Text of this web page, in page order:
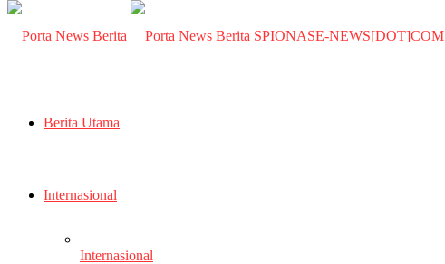
SPIONASE-NEWS[DOT]COM
Berita Utama
Internasional
Internasional